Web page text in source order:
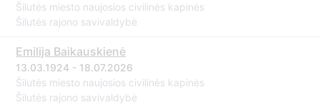
Šilutės miesto naujosios civilinės kapinės
Šilutės rajono savivaldybė
Emilija Baikauskienė
13.03.1924 - 18.07.2026
Šilutės miesto naujosios civilinės kapinės
Šilutės rajono savivaldybė